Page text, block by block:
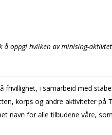
å oppgi hvilken av minising-
i samarbeid med
korps og andre aktiviteter på
navn for alle tilbudene våre,